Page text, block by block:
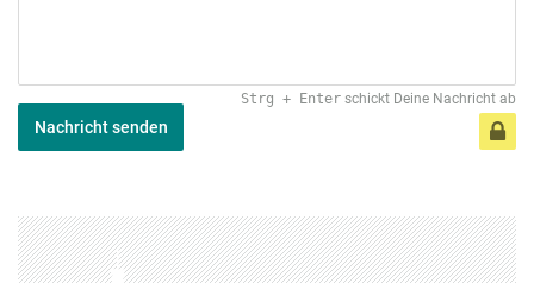
Strg + Enter schickt Deine Nachricht ab
Nachricht senden